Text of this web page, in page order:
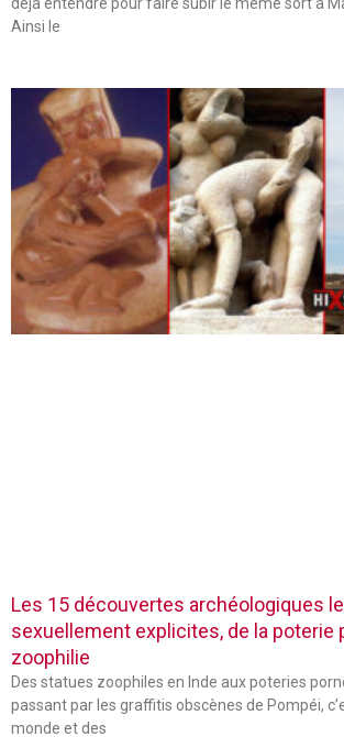
déjà entendre pour faire subir le même sort à
Ainsi le
Les 15 découvertes archéologiques
sexuellement explicites, de la poterie
zoophilie
Des statues zoophiles en Inde aux poteries
passant par les graffitis obscènes de Pompéi,
monde et des